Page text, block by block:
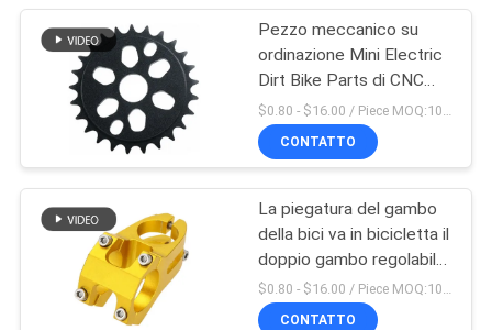
Pezzo meccanico su
ordinazione Mini Electric
Dirt Bike Parts di CNC
dell'OEM
CONTATTO
La piegatura del gambo
della bici va in bicicletta il
doppio gambo regolabile
fatto in Cina
$0.80 - $16.00 / Piece MOQ:10 pezzi
CONTATTO